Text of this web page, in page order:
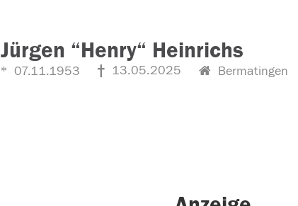
Jürgen “Henry“ Heinrichs
07.11.1953 13.05.2025 Bermatingen